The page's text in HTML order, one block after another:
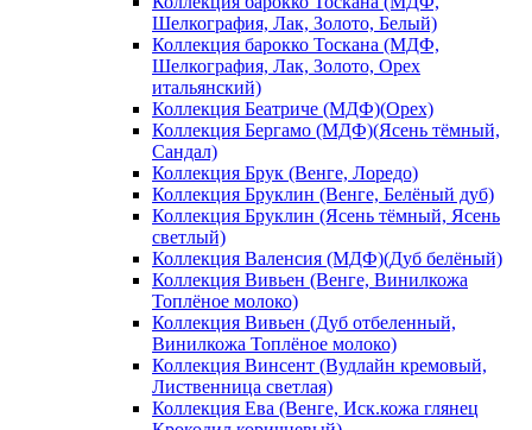
Шелкография, Лак, Золото, Белый)
Коллекция барокко Тоскана (МДФ,
Шелкография, Лак, Золото, Орех
итальянский)
Коллекция Беатриче (МДФ)(Орех)
Коллекция Бергамо (МДФ)(Ясень тёмный,
Сандал)
Коллекция Брук (Венге, Лоредо)
Коллекция Бруклин (Венге, Белёный дуб)
Коллекция Бруклин (Ясень тёмный, Ясень
светлый)
Коллекция Валенсия (МДФ)(Дуб белёный)
Коллекция Вивьен (Венге, Винилкожа
Топлёное молоко)
Коллекция Вивьен (Дуб отбеленный,
Винилкожа Топлёное молоко)
Коллекция Винсент (Вудлайн кремовый,
Лиственница светлая)
Коллекция Ева (Венге, Иск.кожа глянец